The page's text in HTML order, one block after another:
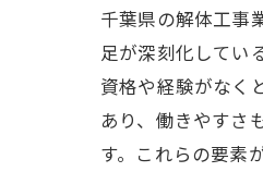
千葉県の解体工事
足が深刻化してい
資格や経験がなく
あり、働きやすさ
す。これらの要素